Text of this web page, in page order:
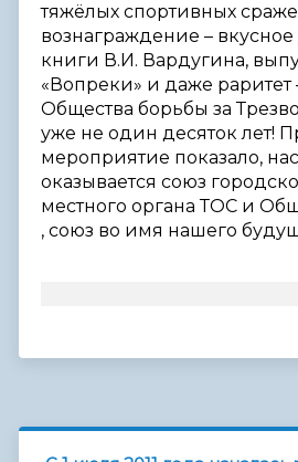
тяжёлых спортивных
вознаграждение –
книги В.И. Вардугина,
«Вопреки» и даже раритет
Общества борьбы за
уже не один десяток лет!
мероприятие показало,
оказывается союз
местного органа ТОС и
, союз во имя нашего